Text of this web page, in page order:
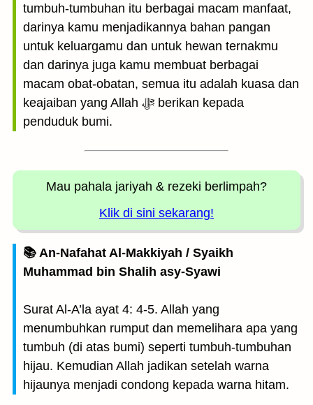
tumbuh-tumbuhan itu berbagai macam manfaat,
darinya kamu menjadikannya bahan pangan
untuk keluargamu dan untuk hewan ternakmu
dan darinya juga kamu membuat berbagai
macam obat-obatan, semua itu adalah kuasa dan
keajaiban yang Allah ﷻ berikan kepada
penduduk bumi.
Mau pahala jariyah & rezeki berlimpah?
Klik di sini sekarang!
📚 An-Nafahat Al-Makkiyah / Syaikh
Muhammad bin Shalih asy-Syawi
Surat Al-A’la ayat 4: 4-5. Allah yang
menumbuhkan rumput dan memelihara apa yang
tumbuh (di atas bumi) seperti tumbuh-tumbuhan
hijau. Kemudian Allah jadikan setelah warna
hijaunya menjadi condong kepada warna hitam.